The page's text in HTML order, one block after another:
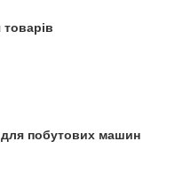
побутових машин